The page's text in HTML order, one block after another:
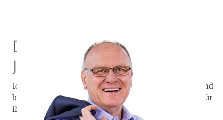
Deutschland braucht
Jesus!
Ich habe in tausenden Gesprächen gemerkt: Deutschland
braucht Jesus. Nur er verändert. Deshalb lohnt es sich, für
ihn in unserem Land unterwegs zu sein.